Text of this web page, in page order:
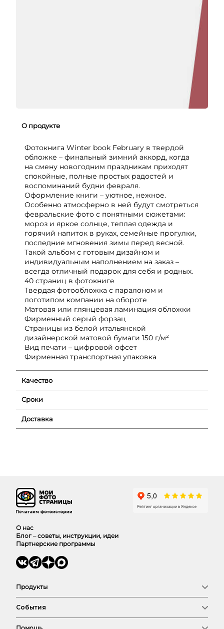
О продукте
Фотокнига Winter book February в твердой
обложке – финальный зимний аккорд, когда
на смену новогодним праздникам приходят
спокойные, полные простых радостей и
воспоминаний будни февраля.
Оформление книги – уютное, нежное.
Особенно атмосферно в ней будут смотреться
февральские фото с понятными сюжетами:
мороз и яркое солнце, теплая одежда и
горячий напиток в руках, семейные прогулки,
последние мгновения зимы перед весной.
Такой альбом с готовым дизайном и
индивидуальным наполнением на заказ –
всегда отличный подарок для себя и родных.
40 страниц в фотокниге
Твердая фотообложка с паралоном и
логотипом компании на обороте
Матовая или глянцевая ламинация обложки
Фирменный серый форзац
Страницы из белой итальянской
дизайнерской матовой бумаги 150 г/м²
Вид печати – цифровой офсет
Фирменная транспортная упаковка
Качество
Сроки
Доставка
О нас
Блог – советы, инструкции, идеи
Партнерские программы
Продукты
Фото
Календари
Выпускные
События